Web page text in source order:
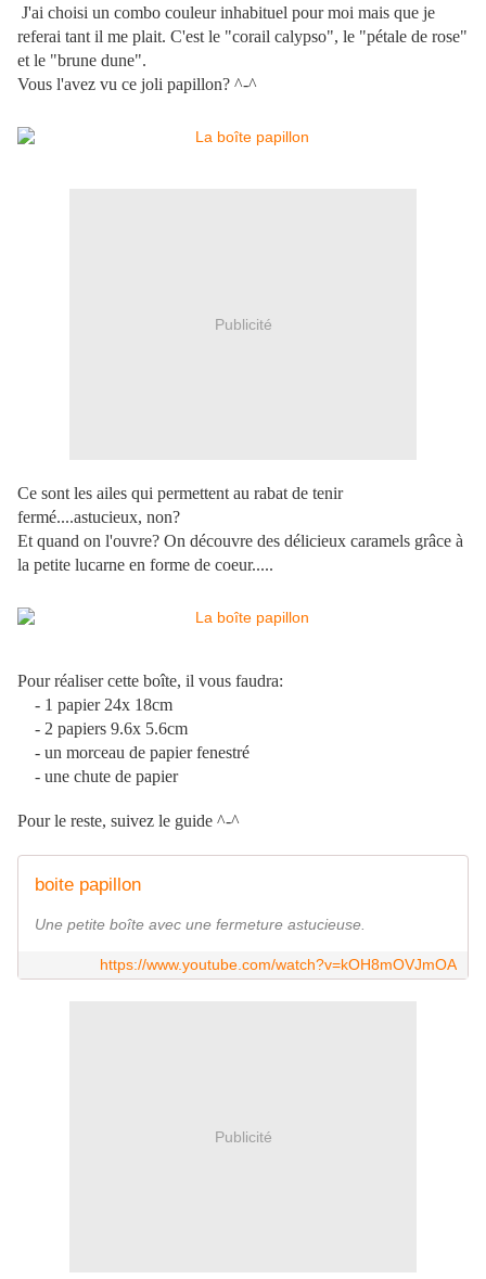
J'ai choisi un combo couleur inhabituel pour moi mais que je
referai tant il me plait. C'est le "corail calypso", le "pétale de rose"
et le "brune dune".
Vous l'avez vu ce joli papillon? ^-^
Publicité
Ce sont les ailes qui permettent au rabat de tenir
fermé....astucieux, non?
Et quand on l'ouvre? On découvre des délicieux caramels grâce à
la petite lucarne en forme de coeur.....
Pour réaliser cette boîte, il vous faudra:
- 1 papier 24x 18cm
- 2 papiers 9.6x 5.6cm
- un morceau de papier fenestré
- une chute de papier
Pour le reste, suivez le guide ^-^
boite papillon
Une petite boîte avec une fermeture astucieuse.
https://www.youtube.com/watch?v=kOH8mOVJmOA
Publicité